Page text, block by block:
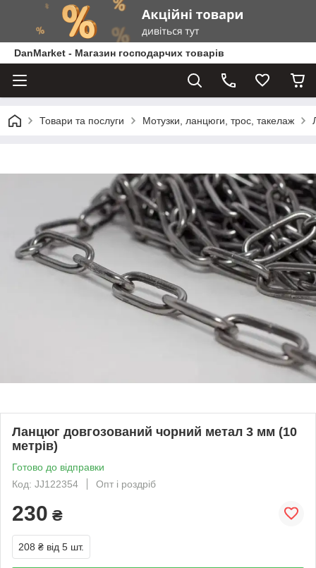
DanMarket - Магазин господарчих товарів
Товари та послуги Мотузки, ланцюги, трос, такелаж
Ланцюг довгозований чорний метал 3 мм (10
метрів)
Готово до відправки
Код: JJ122354
Опт і роздріб
230 ₴
208 ₴ від 5 шт.